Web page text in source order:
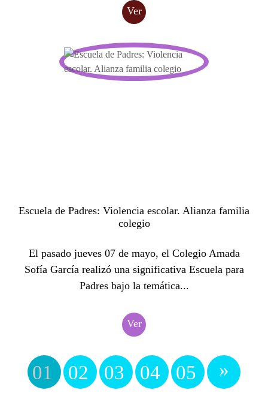
Ver
Escuela de Padres: Violencia escolar. Alianza familia
colegio
El pasado jueves 07 de mayo, el Colegio Amada
Sofía García realizó una significativa Escuela para
Padres bajo la temática...
Ver
01 02 03 04 05 »